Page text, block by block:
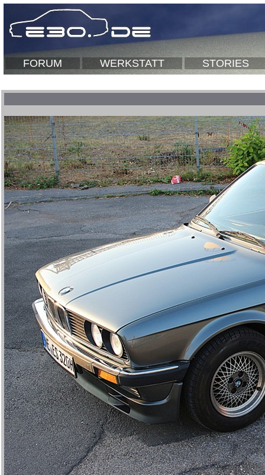
FORUM WERKSTATT STORIES